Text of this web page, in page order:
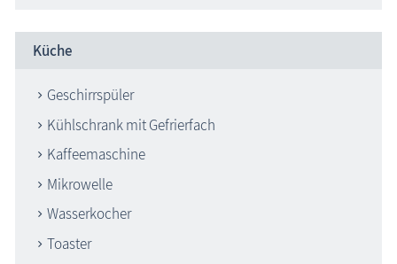
Küche
Geschirrspüler
Kühlschrank mit Gefrierfach
Kaffeemaschine
Mikrowelle
Wasserkocher
Toaster